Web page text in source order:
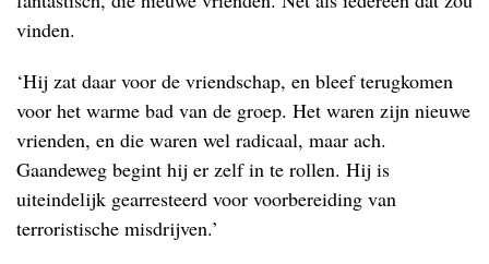
vinden.
‘Hij zat daar voor de vriendschap, en bleef terugkomen
voor het warme bad van de groep. Het waren zijn nieuwe
vrienden, en die waren wel radicaal, maar ach.
Gaandeweg begint hij er zelf in te rollen. Hij is
uiteindelijk gearresteerd voor voorbereiding van
terroristische misdrijven.’